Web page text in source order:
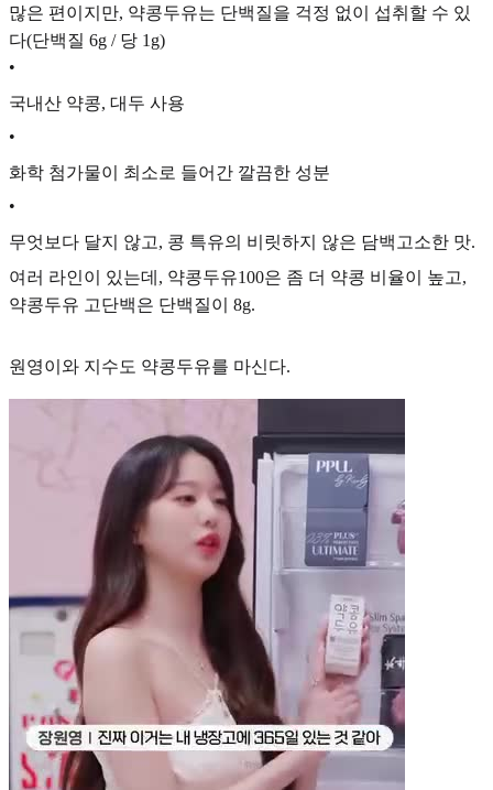
많은 편이지만, 약콩두유는 단백질을 걱정 없이 섭취할 수 있
다(단백질 6g / 당 1g)
•
국내산 약콩, 대두 사용
•
화학 첨가물이 최소로 들어간 깔끔한 성분
•
무엇보다 달지 않고, 콩 특유의 비릿하지 않은 담백고소한 맛.
여러 라인이 있는데, 약콩두유100은 좀 더 약콩 비율이 높고,
약콩두유 고단백은 단백질이 8g.
원영이와 지수도 약콩두유를 마신다.